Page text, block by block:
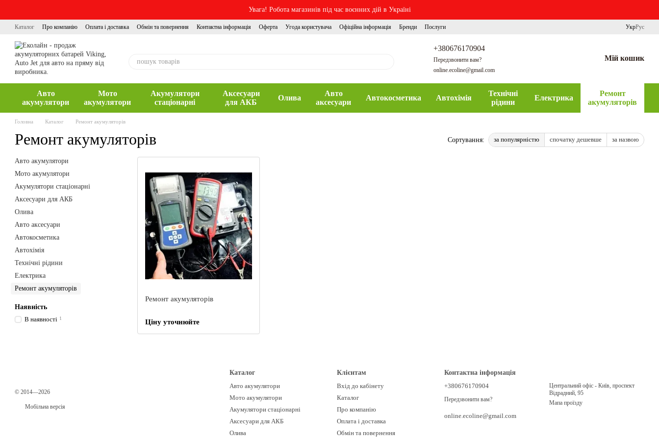
Увага! Робота магазинів під час воєнних дій в Україні
Каталог Про компанію Оплата і доставка Обмін та повернення Контактна інформація Оферта Угода користувача Офіційна інформація Бренди Послуги УкрРус
+380676170904
Передзвонити вам?
online.ecoline@gmail.com
Мій кошик
Авто
акумулятори
Мото
акумулятори
Акумулятори
стаціонарні
Аксесуари
для АКБ
Олива
Авто
аксесуари
Автокосметика Автохімія
Технічні
рідини
Електрика
Ремонт
акумуляторів
Головна Каталог Ремонт акумуляторів
Ремонт акумуляторів Сортування: за популярністю спочатку дешевше за назвою
Ремонт акумуляторів
Ціну уточнюйте
Авто акумулятори
Мото акумулятори
Акумулятори стаціонарні
Аксесуари для АКБ
Олива
Авто аксесуари
Автокосметика
Автохімія
Технічні рідини
Електрика
Ремонт акумуляторів
Наявність
В наявності 1
© 2014—2026
Мобільна версія
Каталог
Авто акумулятори
Мото акумулятори
Акумулятори стаціонарні
Аксесуари для АКБ
Олива
Клієнтам
Вхід до кабінету
Каталог
Про компанію
Оплата і доставка
Обмін та повернення
Контактна інформація
+380676170904
Передзвонити вам?
online.ecoline@gmail.com
Центральний офіс - Київ, проспект
Відрадний, 95
Мапа проїзду